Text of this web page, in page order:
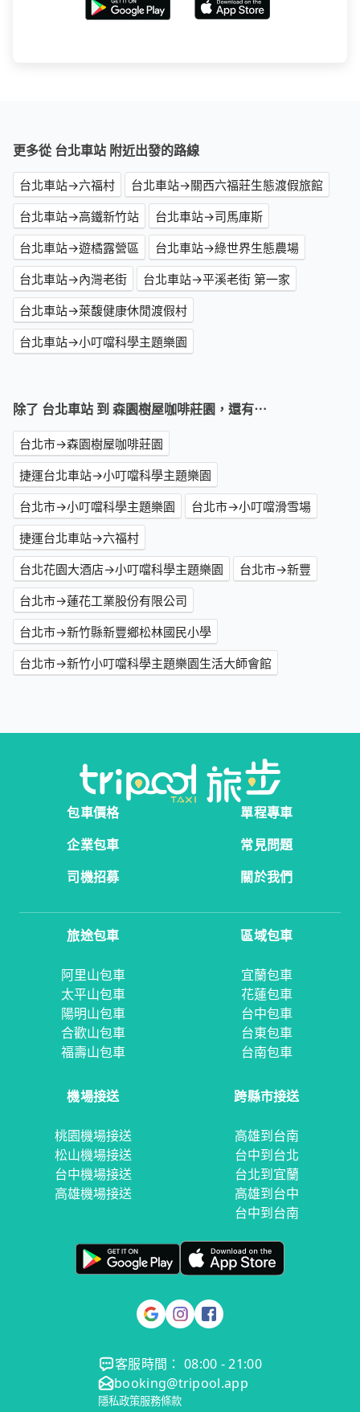
更多從 台北車站 附近出發的路線
台北車站→六福村
台北車站→關西六福莊生態渡假旅館
台北車站→高鐵新竹站
台北車站→司馬庫斯
台北車站→遊橘露營區
台北車站→綠世界生態農場
台北車站→內灣老街
台北車站→平溪老街 第一家
台北車站→萊馥健康休閒渡假村
台北車站→小叮噹科學主題樂園
除了 台北車站 到 森園樹屋咖啡莊園，還有⋯
台北市→森園樹屋咖啡莊園
捷運台北車站→小叮噹科學主題樂園
台北市→小叮噹科學主題樂園
台北市→小叮噹滑雪場
捷運台北車站→六福村
台北花園大酒店→小叮噹科學主題樂園
台北市→新豐
台北市→蓮花工業股份有限公司
台北市→新竹縣新豐鄉松林國民小學
台北市→新竹小叮噹科學主題樂園生活大師會館
包車價格
單程專車
企業包車
常見問題
司機招募
關於我們
旅途包車
阿里山包車
太平山包車
陽明山包車
合歡山包車
福壽山包車
區域包車
宜蘭包車
花蓮包車
台中包車
台東包車
台南包車
機場接送
桃園機場接送
松山機場接送
台中機場接送
高雄機場接送
跨縣市接送
高雄到台南
台中到台北
台北到宜蘭
高雄到台中
台中到台南
客服時間： 08:00 - 21:00
booking@tripool.app
隱私政策服務條款